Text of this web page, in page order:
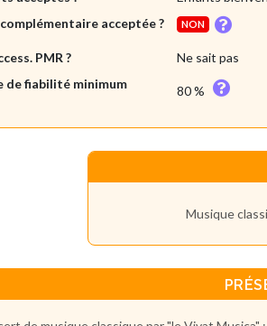
acceptée ?
NON
PMR ?
Ne sait pas
de fiabilité minimum
80 %
Musique